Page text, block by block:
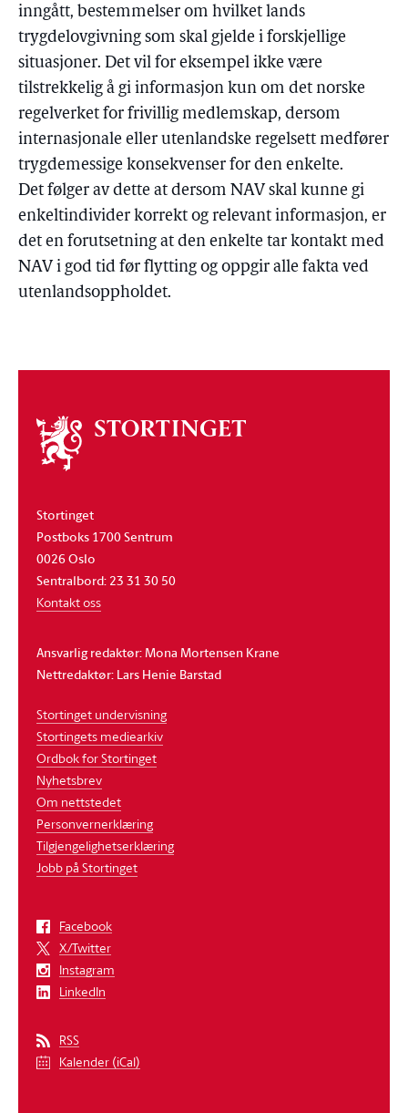
inngått, bestemmelser om hvilket lands
trygdelovgivning som skal gjelde i forskjellige
situasjoner. Det vil for eksempel ikke være
tilstrekkelig å gi informasjon kun om det norske
regelverket for frivillig medlemskap, dersom
internasjonale eller utenlandske regelsett medfører
trygdemessige konsekvenser for den enkelte.
Det følger av dette at dersom NAV skal kunne gi
enkeltindivider korrekt og relevant informasjon, er
det en forutsetning at den enkelte tar kontakt med
NAV i god tid før flytting og oppgir alle fakta ved
utenlandsoppholdet.
Om
stortinget
Stortinget
Postboks 1700 Sentrum
0026 Oslo
Sentralbord: 23 31 30 50
Kontakt oss
Ansvarlig redaktør: Mona Mortensen Krane
Nettredaktør: Lars Henie Barstad
Stortinget undervisning
Stortingets mediearkiv
Ordbok for Stortinget
Nyhetsbrev
Om nettstedet
Personvernerklæring
Tilgjengelighetserklæring
Jobb på Stortinget
Facebook
X/Twitter
Instagram
LinkedIn
RSS
Kalender (iCal)